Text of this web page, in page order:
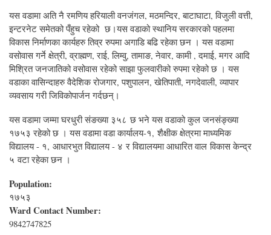
यस वडामा अति नै रमणिय हरियाली वनजंगल, मठमन्दिर, बाटाघाटा, विजुली वत्ती,
इन्टरनेट समेतको पँहुच रहेको छ।यस वडाको स्थानिय सरकारको पहलमा
विकास निर्माणका कार्यहरु तिव्र रुपमा अगाडि बढि रहेका छन । यस वडामा
वसोवास गर्ने क्षेत्री, व्राह्मण, राई, लिम्वु, तामाङ, नेवार, कामी , दमाई, मगर आदि
मिश्रित जनजातिको वसोवास रहेको साझा फुलवारीको रुपमा रहेको छ । यस
वडाका वासिन्दाहरु वैदेशिक रोजगार, पशुपालन, खेतिपाती, नगदेवाली, व्यापार
व्यवसाय गरी जिविकोपार्जन गर्दछन्।
यस वडामा जम्मा घरधुरी संङख्या ३५८ छ भने यस वडाको कुल जनसंङ्ख्या
१७५३ रहेको छ । यस वडामा वडा कार्यालय-१, शैक्षीक क्षेत्रमा माध्यमिक
विद्यालय - १, आधारभुत विद्यालय - ४ र विद्यालयमा आधारित वाल विकास केन्द्र
५ वटा रहेका छन ।
Population:
१७५३
Ward Contact Number:
9842747825